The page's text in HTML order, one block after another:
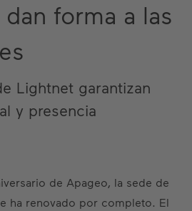
forma a las
Lightnet garantizan
y presencia
de Apageo, la sede de
ha renovado por completo. El